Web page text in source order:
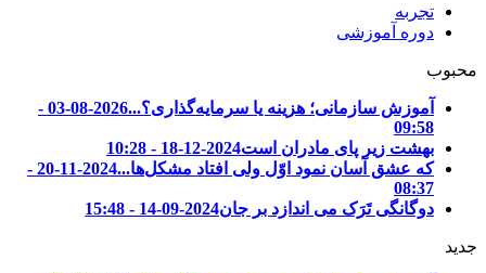
تجربه
دوره آموزشی
محبوب
آموزش سازمانی؛ هزینه یا سرمایه‌گذاری؟...
2026-08-03 -
09:58
بهشت زیر پای مادران است2024-12-18 - 10:28
که عشق آسان نمود اوّل ولی افتاد مشکل‌ها...
2024-11-20 -
08:37
دوگانگی تَرَک می اندازد بر جان2024-09-14 - 15:48
جدید